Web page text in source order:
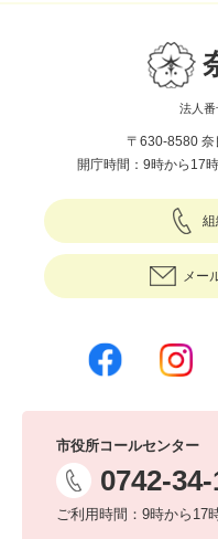
法人番
〒630-8580 奈
開庁時間：9時から17
メー
市役所コールセンター
0742-34-
ご利用時間：9時から17